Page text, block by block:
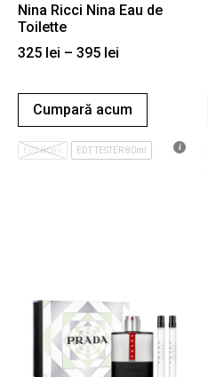
Nina Ricci Nina Eau de
Toilette
325 lei – 395 lei
Cumpară acum
EDT 80ml EDT TESTER 80ml